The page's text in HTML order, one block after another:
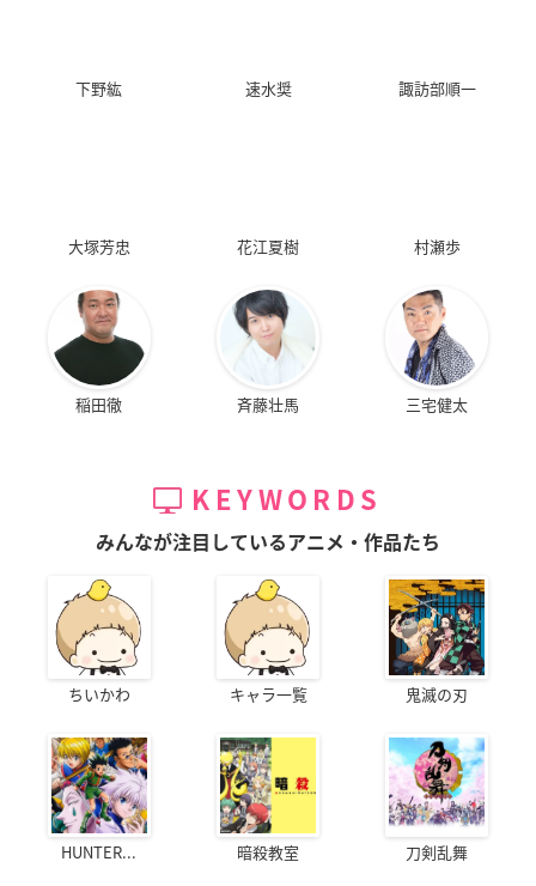
下野紘 速水奨 諏訪部順一
大塚芳忠 花江夏樹 村瀬歩
稲田徹 斉藤壮馬 三宅健太
KEYWORDS
みんなが注目しているアニメ・作品たち
ちいかわ キャラ一覧 鬼滅の刃
HUNTER... 暗殺教室 刀剣乱舞